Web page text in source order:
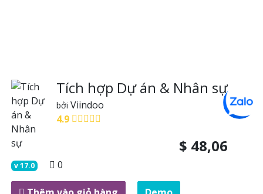
Tích hợp Dự án & Nhân sự
bởi Viindoo
4.9
$ 48,06
v17.0 0